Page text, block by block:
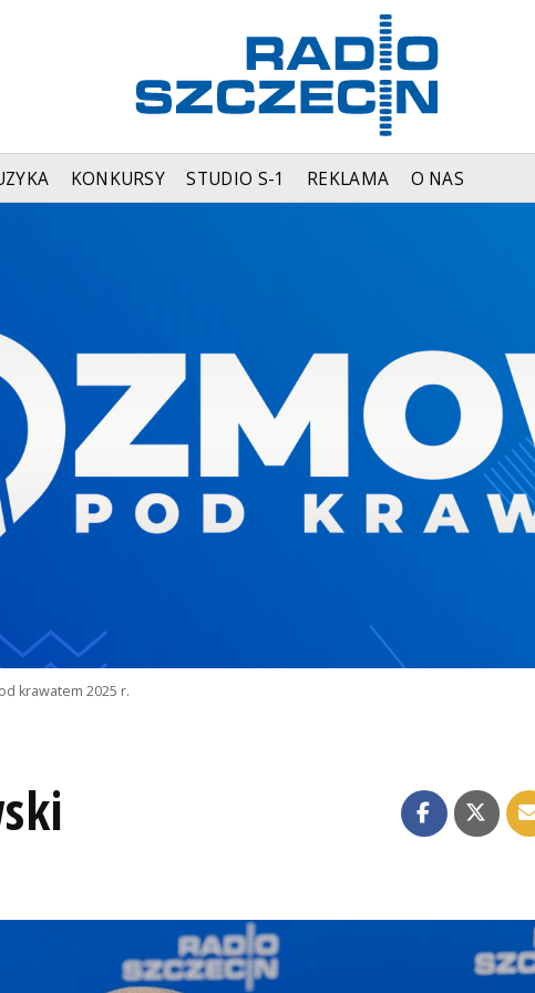
KONKURSY STUDIO S-1 REKLAMA O NAS
krawatem 2025 r.